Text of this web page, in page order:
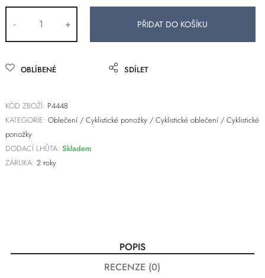
- +
OBLÍBENÉ SDÍLET
KÓD ZBOŽÍ: P4448
KATEGORIE: Oblečení/ Cyklistické ponožky/ Cyklistické oblečení/ Cyklistické
ponožky
DODACÍ LHŮTA: Skladem
ZÁRUKA: 2 roky
POPIS
RECENZE (0)